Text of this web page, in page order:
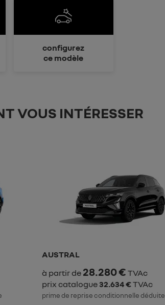
configurez
ce modèle
VOUS INTÉRESSER
AUSTRAL
à partir de 28.280 € TVAc
prix catalogue32.634 €TVAc
prime de reprise conditionnelle déduite